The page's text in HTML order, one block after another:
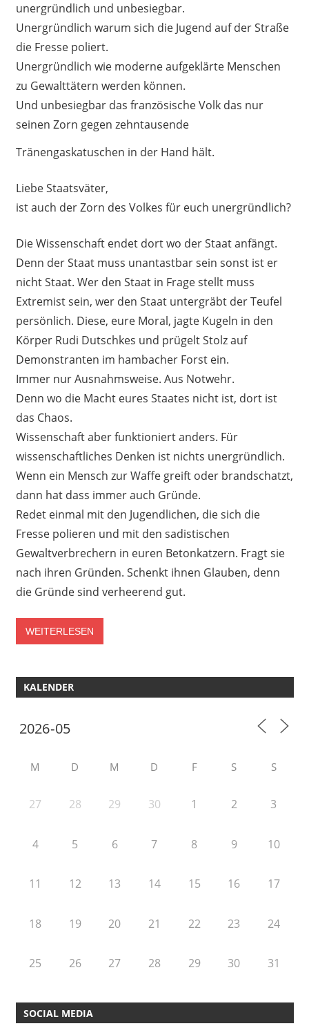
unergründlich und unbesiegbar.
Unergründlich warum sich die Jugend auf der Straße
die Fresse poliert.
Unergründlich wie moderne aufgeklärte Menschen
zu Gewalttätern werden können.
Und unbesiegbar das französische Volk das nur
seinen Zorn gegen zehntausende
Tränengaskatuschen in der Hand hält.
Liebe Staatsväter,
ist auch der Zorn des Volkes für euch unergründlich?
Die Wissenschaft endet dort wo der Staat anfängt.
Denn der Staat muss unantastbar sein sonst ist er
nicht Staat. Wer den Staat in Frage stellt muss
Extremist sein, wer den Staat untergräbt der Teufel
persönlich. Diese, eure Moral, jagte Kugeln in den
Körper Rudi Dutschkes und prügelt Stolz auf
Demonstranten im hambacher Forst ein.
Immer nur Ausnahmsweise. Aus Notwehr.
Denn wo die Macht eures Staates nicht ist, dort ist
das Chaos.
Wissenschaft aber funktioniert anders. Für
wissenschaftliches Denken ist nichts unergründlich.
Wenn ein Mensch zur Waffe greift oder brandschatzt,
dann hat dass immer auch Gründe.
Redet einmal mit den Jugendlichen, die sich die
Fresse polieren und mit den sadistischen
Gewaltverbrechern in euren Betonkatzern. Fragt sie
nach ihren Gründen. Schenkt ihnen Glauben, denn
die Gründe sind verheerend gut.
WEITERLESEN
KALENDER
M D M D F S S
27 28 29 30 1 2 3
4 5 6 7 8 9 10
11 12 13 14 15 16 17
18 19 20 21 22 23 24
25 26 27 28 29 30 31
SOCIAL MEDIA